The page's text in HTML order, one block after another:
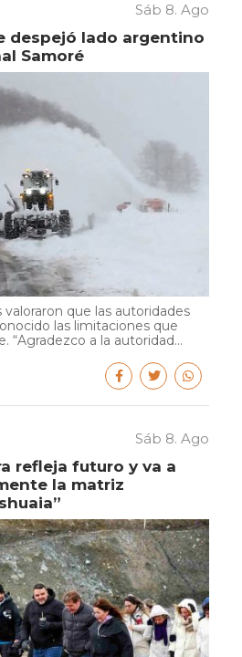
Sáb 8. Ago
despejó lado argentino
Samoré
valoraron que las autoridades
las limitaciones que
“Agradezco a la autoridad...
Sáb 8. Ago
refleja futuro y va a
la matriz